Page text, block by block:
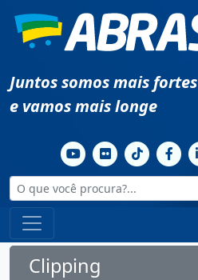
Juntos somos mais fortes
e vamos mais longe
Clipping